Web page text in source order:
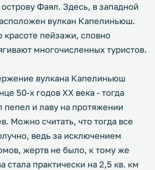
Фаял. Здесь, в западной
вулкан Капелиньюш.
красоте пейзажи, словно
многочисленных туристов.
вулкана Капелиньюш
50-х годов ХХ века - тогда
пепел и лаву на протяжении
Можно считать, что тогда все
ведь за исключением
жертв не было, к тому же
стала практически на 2,5 кв. км